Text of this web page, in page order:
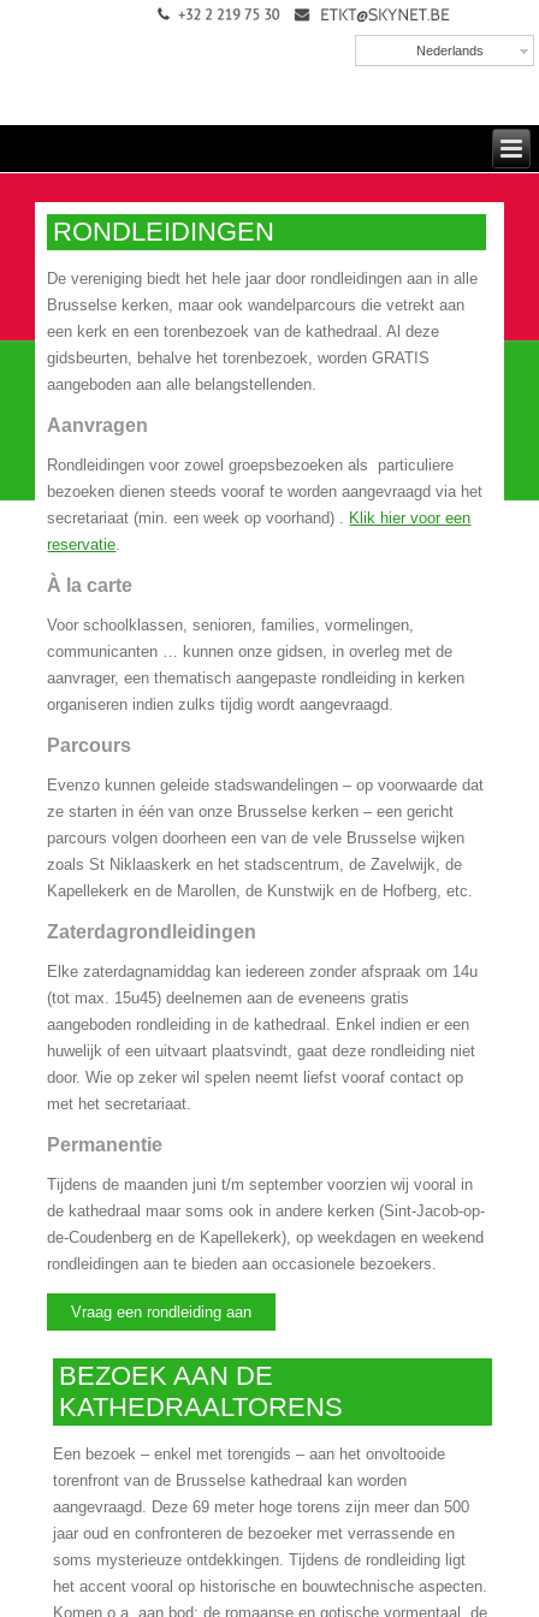
Nederlands
RONDLEIDINGEN
De vereniging biedt het hele jaar door rondleidingen aan in alle
Brusselse kerken, maar ook wandelparcours die vetrekt aan
een kerk en een torenbezoek van de kathedraal. Al deze
gidsbeurten, behalve het torenbezoek, worden GRATIS
aangeboden aan alle belangstellenden.
Aanvragen
Rondleidingen voor zowel groepsbezoeken als particuliere
bezoeken dienen steeds vooraf te worden aangevraagd via het
secretariaat (min. een week op voorhand) . Klik hier voor een
reservatie.
À la carte
Voor schoolklassen, senioren, families, vormelingen,
communicanten … kunnen onze gidsen, in overleg met de
aanvrager, een thematisch aangepaste rondleiding in kerken
organiseren indien zulks tijdig wordt aangevraagd.
Parcours
Evenzo kunnen geleide stadswandelingen – op voorwaarde dat
ze starten in één van onze Brusselse kerken – een gericht
parcours volgen doorheen een van de vele Brusselse wijken
zoals St Niklaaskerk en het stadscentrum, de Zavelwijk, de
Kapellekerk en de Marollen, de Kunstwijk en de Hofberg, etc.
Zaterdagrondleidingen
Elke zaterdagnamiddag kan iedereen zonder afspraak om 14u
(tot max. 15u45) deelnemen aan de eveneens gratis
aangeboden rondleiding in de kathedraal. Enkel indien er een
huwelijk of een uitvaart plaatsvindt, gaat deze rondleiding niet
door. Wie op zeker wil spelen neemt liefst vooraf contact op
met het secretariaat.
Permanentie
Tijdens de maanden juni t/m september voorzien wij vooral in
de kathedraal maar soms ook in andere kerken (Sint-Jacob-op-
de-Coudenberg en de Kapellekerk), op weekdagen en weekend
rondleidingen aan te bieden aan occasionele bezoekers.
Vraag een rondleiding aan
BEZOEK AAN DE
KATHEDRAALTORENS
Een bezoek – enkel met torengids – aan het onvoltooide
torenfront van de Brusselse kathedraal kan worden
aangevraagd. Deze 69 meter hoge torens zijn meer dan 500
jaar oud en confronteren de bezoeker met verrassende en
soms mysterieuze ontdekkingen. Tijdens de rondleiding ligt
het accent vooral op historische en bouwtechnische aspecten.
Komen o.a. aan bod: de romaanse en gotische vormentaal, de